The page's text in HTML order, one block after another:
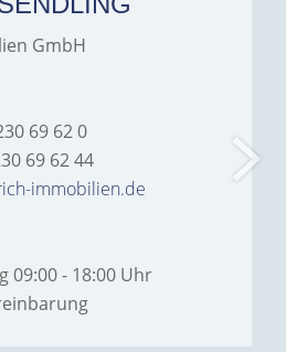
GmbH
69 62 0
69 62 44
immobilien.de
09:00 - 18:00 Uhr